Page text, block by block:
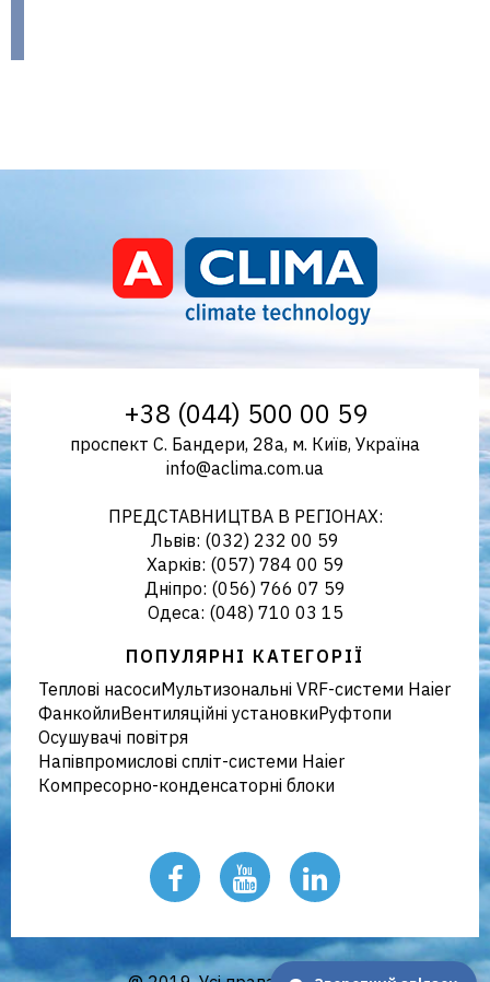
Україні
+38 (044) 500 00 59
проспект С. Бандери, 28а, м. Київ, Україна
info@aclima.com.ua
ПРЕДСТАВНИЦТВА В РЕГІОНАХ:
Львів: (032) 232 00 59
Харків: (057) 784 00 59
Дніпро: (056) 766 07 59
Одеса: (048) 710 03 15
ПОПУЛЯРНІ КАТЕГОРІЇ
Теплові насосиМультизональні VRF-системи Haier
ФанкойлиВентиляційні установкиРуфтопи
Осушувачі повітря
Напівпромислові спліт-системи Haier
Компресорно-конденсаторні блоки